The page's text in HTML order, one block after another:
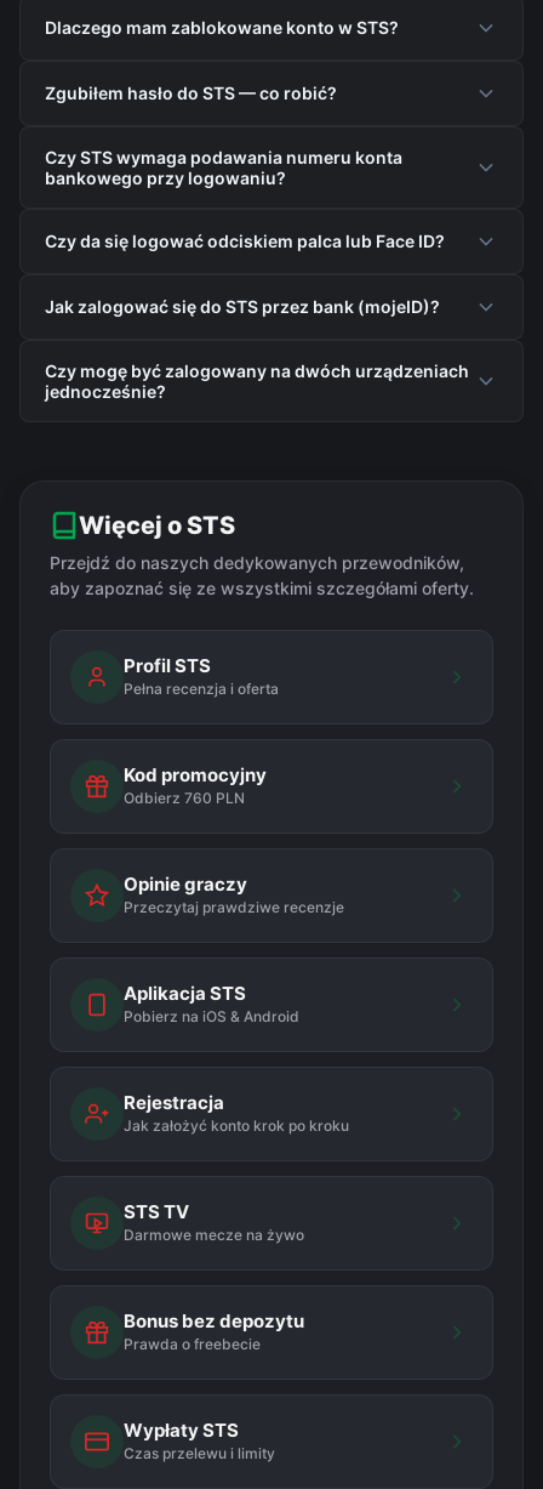
Dlaczego mam zablokowane konto w STS?
Zgubiłem hasło do STS — co robić?
Czy STS wymaga podawania numeru konta
bankowego przy logowaniu?
Czy da się logować odciskiem palca lub Face ID?
Jak zalogować się do STS przez bank (mojeID)?
Czy mogę być zalogowany na dwóch urządzeniach
jednocześnie?
Więcej o STS
Przejdź do naszych dedykowanych przewodników,
aby zapoznać się ze wszystkimi szczegółami oferty.
Profil STS
Pełna recenzja i oferta
Kod promocyjny
Odbierz 760 PLN
Opinie graczy
Przeczytaj prawdziwe recenzje
Aplikacja STS
Pobierz na iOS & Android
Rejestracja
Jak założyć konto krok po kroku
STS TV
Darmowe mecze na żywo
Bonus bez depozytu
Prawda o freebecie
Wypłaty STS
Czas przelewu i limity